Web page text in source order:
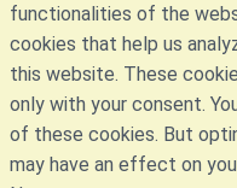
functionalities of the
cookies that help us
this website. These
only with your consent.
of these cookies. But
may have an effect on